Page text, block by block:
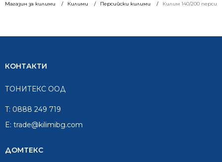
Магазин за килими Килими Персийски килими Килим 140/200
КОНТАКТИ
ТОНИТЕКС ООД
T: 0888 249 719
E: trade@kilimibg.com
ДОМТЕКС